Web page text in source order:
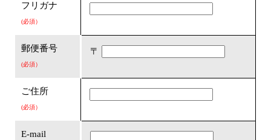
フリガナ
(必須）
郵便番号
(必須）
〒
ご住所
(必須）
E-mail